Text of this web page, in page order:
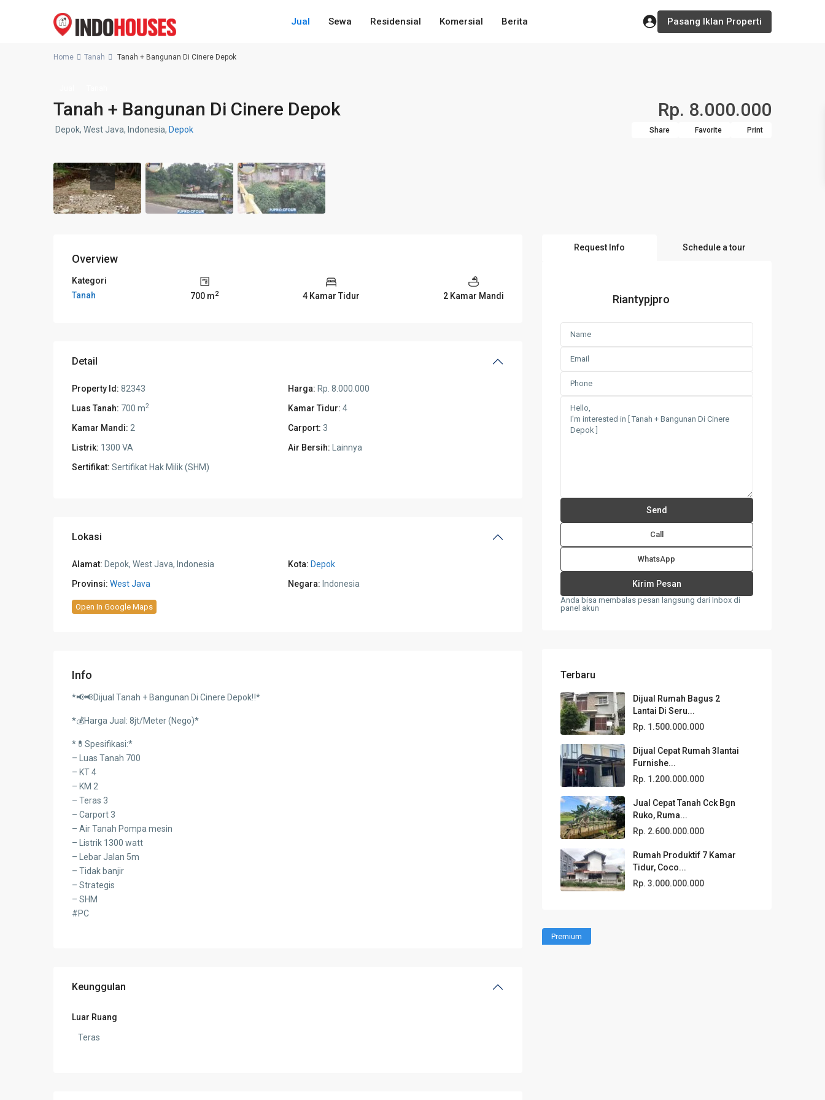
Jual Sewa Residensial Komersial Berita Pasang Iklan Properti
Home Tanah Tanah + Bangunan Di Cinere Depok
Tanah + Bangunan Di Cinere Depok Rp. 8.000.000
Depok, West Java, Indonesia, Depok Share Favorite Print
Overview
Kategori
Tanah
700 m2 4 Kamar Tidur 2 Kamar Mandi
Detail
Property Id: 82343 Harga: Rp. 8.000.000
Luas Tanah: 700 m2 Kamar Tidur: 4
Kamar Mandi: 2 Carport: 3
Listrik: 1300 VA Air Bersih: Lainnya
Sertifikat: Sertifikat Hak Milik (SHM)
Lokasi
Alamat: Depok, West Java, Indonesia Kota: Depok
Provinsi: West Java Negara: Indonesia
Open In Google Maps
Info
*📢📢Dijual Tanah + Bangunan Di Cinere Depok‼️*
*💰Harga Jual: 8jt/Meter (Nego)*
*💊Spesifikasi:*
– Luas Tanah 700
– KT 4
– KM 2
– Teras 3
– Carport 3
– Air Tanah Pompa mesin
– Listrik 1300 watt
– Lebar Jalan 5m
– Tidak banjir
– Strategis
– SHM
#PC
Keunggulan
Luar Ruang
Teras
Request Info Schedule a tour
Riantypjpro
Call
WhatsApp
Anda bisa membalas pesan langsung dari Inbox di
panel akun
Terbaru
Dijual Rumah Bagus 2
Lantai Di Seru...
Rp. 1.500.000.000
Dijual Cepat Rumah 3lantai
Furnishe...
Rp. 1.200.000.000
Jual Cepat Tanah Cck Bgn
Ruko, Ruma...
Rp. 2.600.000.000
Rumah Produktif 7 Kamar
Tidur, Coco...
Rp. 3.000.000.000
Premium